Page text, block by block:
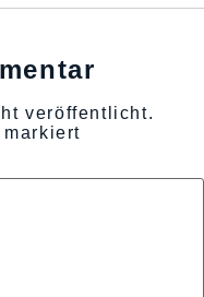
veröffentlicht.
markiert